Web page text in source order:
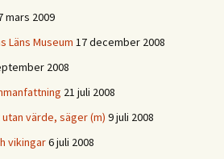
mars 2009
Läns Museum 17 december 2008
2008
21 juli 2008
värde, säger (m) 9 juli 2008
vikingar6 juli 2008